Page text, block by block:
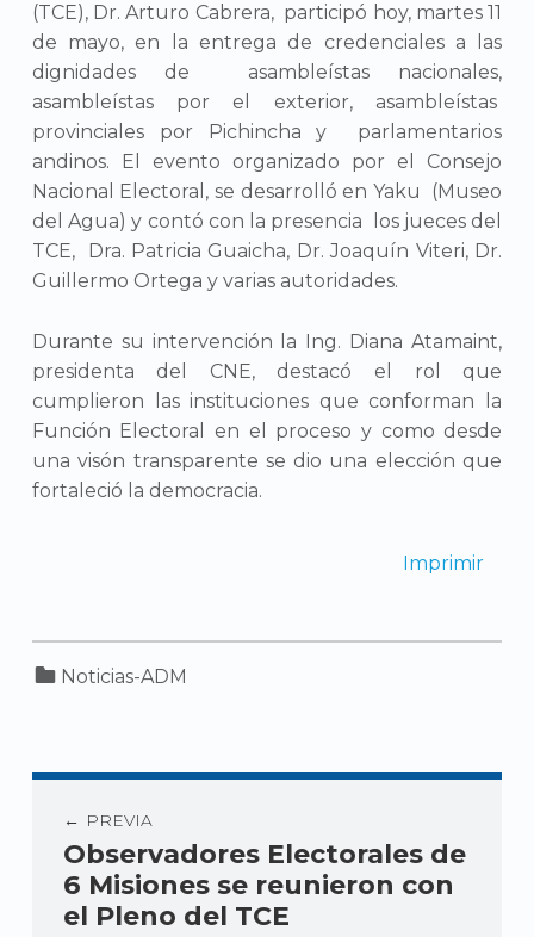
(TCE), Dr. Arturo Cabrera, participó hoy, martes 11
de mayo, en la entrega de credenciales a las
dignidades de asambleístas nacionales,
asambleístas por el exterior, asambleístas
provinciales por Pichincha y parlamentarios
andinos. El evento organizado por el Consejo
Nacional Electoral, se desarrolló en Yaku (Museo
del Agua) y contó con la presencia los jueces del
TCE, Dra. Patricia Guaicha, Dr. Joaquín Viteri, Dr.
Guillermo Ortega y varias autoridades.
Durante su intervención la Ing. Diana Atamaint,
presidenta del CNE, destacó el rol que
cumplieron las instituciones que conforman la
Función Electoral en el proceso y como desde
una visón transparente se dio una elección que
fortaleció la democracia.
Imprimir
Categorized in:
Noticias-ADM
PREVIA
Observadores Electorales de
6 Misiones se reunieron con
el Pleno del TCE